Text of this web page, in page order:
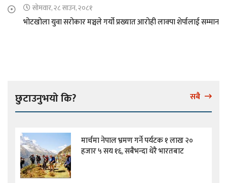
सोमवार, २८ साउन, २०८१
भोटखोला युवा सरोकार मञ्चले गर्यो प्रख्यात आरोही लाक्पा शेर्पालाई सम्मान
छुटाउनुभयो कि? सबै
मार्चमा नेपाल भ्रमण गर्ने पर्यटक १ लाख २०
हजार ५ सय १६, सबैभन्दा धेरै भारतबाट